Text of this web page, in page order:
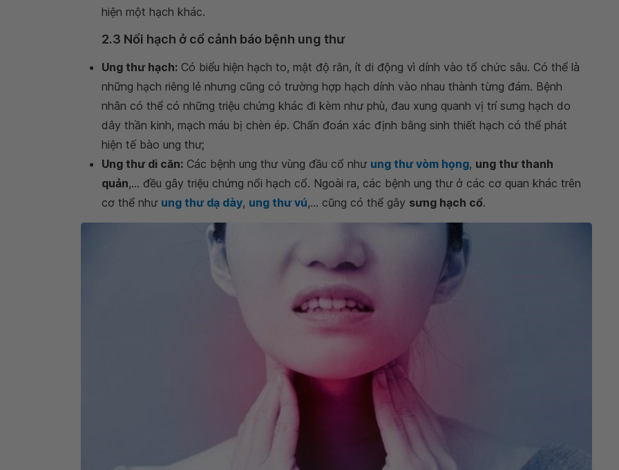
hiện một hạch khác.
2.3 Nổi hạch ở cổ cảnh báo bệnh ung thư
Ung thư hạch: Có biểu hiện hạch to, mật độ rắn, ít di động vì dính vào tổ chức sâu. Có thể là
những hạch riêng lẻ nhưng cũng có trường hợp hạch dính vào nhau thành từng đám. Bệnh
nhân có thể có những triệu chứng khác đi kèm như phù, đau xung quanh vị trí sưng hạch do
dây thần kinh, mạch máu bị chèn ép. Chẩn đoán xác định bằng sinh thiết hạch có thể phát
hiện tế bào ung thư;
Ung thư di căn: Các bệnh ung thư vùng đầu cổ như ung thư vòm họng, ung thư thanh
quản,... đều gây triệu chứng nổi hạch cổ. Ngoài ra, các bệnh ung thư ở các cơ quan khác trên
cơ thể như ung thư dạ dày, ung thư vú,... cũng có thể gây sưng hạch cổ.